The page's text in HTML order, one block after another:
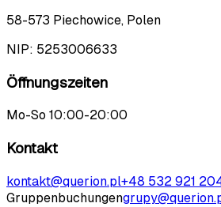
58-573 Piechowice, Polen
NIP: 5253006633
Öffnungszeiten
Mo-So 10:00-20:00
Kontakt
kontakt@querion.pl+48 532 921
Gruppenbuchungen